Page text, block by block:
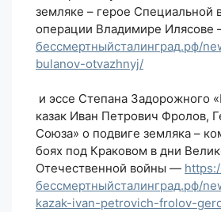
земляке – герое Специальной
операции Владимире Илясове
бессмертныйсталинград.рф/
bulanov-otvazhnyj/
и эссе Степана Задорожного
казак Иван Петрович Фролов,
Союза» о подвиге земляка –
боях под Краковом в дни
Отечественной войны —
бессмертныйсталинград.рф/
kazak-ivan-petrovich-frolov-